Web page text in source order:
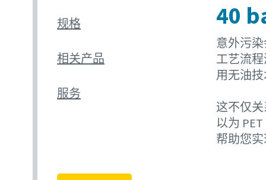
规格
相关产品
服务
40
意外污
工艺流
用无油
这不仅
以为
帮助您